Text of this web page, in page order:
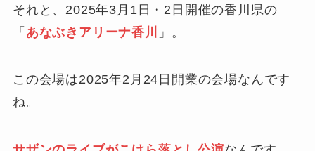
それと、2025年3月1日・2日開催の香川県の
「 あなぶきアリーナ香川 」。
この会場は2025年2月24日開業の会場なんです
ね。